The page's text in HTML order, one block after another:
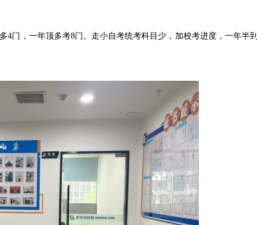
，一年顶多考8门。走小自考统考科目少，加校考进度，一年半到